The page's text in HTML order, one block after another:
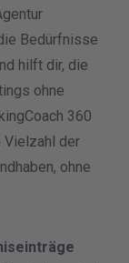
Bedürfnisse
hilft dir, die
ohne
360
Vielzahl der
ohne